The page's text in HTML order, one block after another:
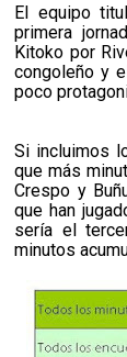
El equipo
primera
Kitoko por
congoleño y
poco
Si incluimos
que más
Crespo y
que han
sería el
minutos